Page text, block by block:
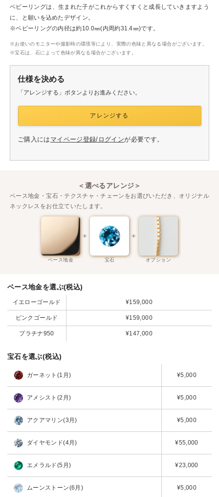
トップ
リング
ベビーリングは、生まれた子がこれからすくすくと成長していきますよう
に、と願いを込めたデザイン。
※ベビーリングの内径は約10.0㎜(内周約31.4㎜)です。
※お使いのモニターや撮影時の環境等により、実際の色味と異なる場合がございます。
※宝石は、石によって色味が異なる場合がございます。
仕様を決める
「アレンジする」ボタンよりお進みください。
アレンジする
ご購入には マイページ登録/ログインが必要です。
＜選べるアレンジ＞
ベース地金・宝石・テクスチャ・チェーンをお選びいただき、オリジナル
ネックレスをお仕立ていたします。
ベース地金 宝石 オプション
ベース地金を選ぶ(税込)
イエローゴールド ¥159,000
ピンクゴールド ¥159,000
プラチナ950 ¥147,000
宝石を選ぶ(税込)
ガーネット(1月) ¥5,000
アメシスト(2月) ¥5,000
アクアマリン(3月) ¥5,000
ダイヤモンド(4月) ¥55,000
エメラルド(5月) ¥23,000
ムーンストーン(6月) ¥5,000